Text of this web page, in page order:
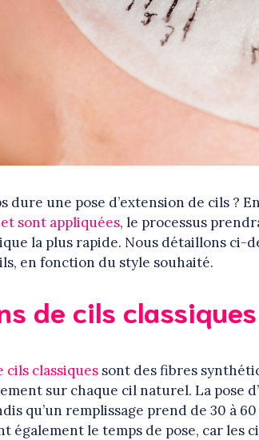
dure une pose d’extension de cils ?
sont appliquées, le processus
la plus rapide. Nous détaillons ci-
en fonction du style souhaité.
de cils
cils classiques sont des fibres
sur chaque cil naturel. La pose
qu’un remplissage prend de 30 à
également le temps de pose, car les